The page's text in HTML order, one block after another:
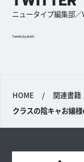
ニュータイプ編集部
Tweets by antch
HOME / 関連書籍
クラスの陰キャお嬢